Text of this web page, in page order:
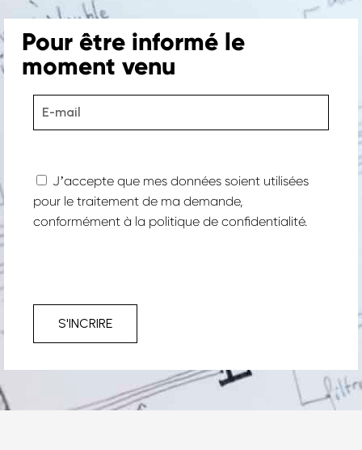
Histoire & publications
Pour être informé le
moment venu
Jʼaccepte que mes données soient utilisées
pour le traitement de ma demande,
conformément à la politique de confidentialité.
S'INCRIRE